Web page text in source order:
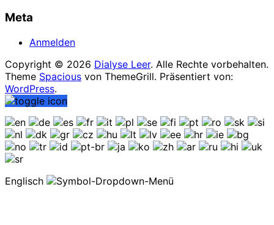
Meta
Anmelden
Copyright © 2026 Dialyse Leer. Alle Rechte vorbehalten.
Theme Spacious von ThemeGrill. Präsentiert von:
WordPress.
Englisch